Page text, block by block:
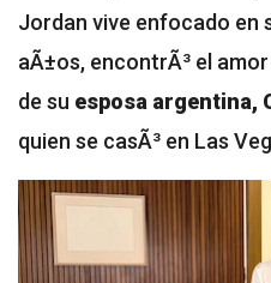
Jordan vive enfocado en
aÃ±os, encontrÃ³ el
de su esposa argentina,
quien se casÃ³ en Las